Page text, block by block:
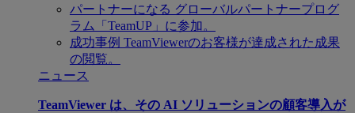
パートナーになる グローバルパートナープログ
ラム「TeamUP」に参加。
成功事例 TeamViewerのお客様が達成された成果
の閲覧。
ニュース
TeamViewer は、その AI ソリューションの顧客導入が